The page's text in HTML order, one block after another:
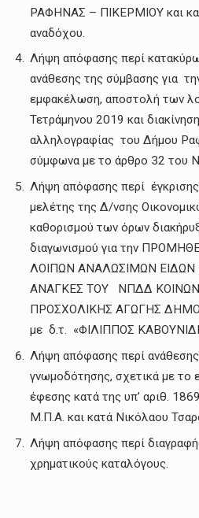
ΡΑΦΗΝΑΣ – ΠΙΚΕΡΜΙΟΥ και
αναδόχου.
Λήψη απόφασης περί
ανάθεσης της σύμβασης για
εμφακέλωση, αποστολή των
Τετράμηνου 2019 και
αλληλογραφίας του Δήμου
σύμφωνα με το άρθρο 32 του
Λήψη απόφασης περί
μελέτης της Δ/νσης
καθορισμού των όρων
διαγωνισμού για την
ΛΟΙΠΩΝ ΑΝΑΛΩΣΙΜΩΝ ΕΙΔΩΝ
ΑΝΑΓΚΕΣ ΤΟΥ ΝΠΔΔ
ΠΡΟΣΧΟΛΙΚΗΣ ΑΓΩΓΗΣ
με δ.τ. «ΦΙΛΙΠΠΟΣ
Λήψη απόφασης περί
γνωμοδότησης, σχετικά με το
έφεσης κατά της υπ’ αριθ.
Μ.Π.Α. και κατά Νικόλαου
Λήψη απόφασης περί
χρηματικούς καταλόγους.